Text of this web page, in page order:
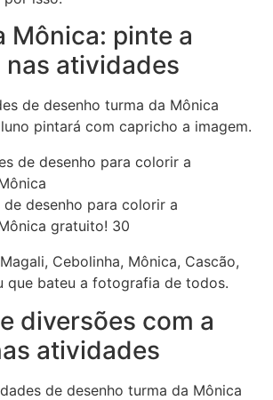
Mônica: pinte a
atividades
de desenho turma da Mônica
pintará com capricho a imagem.
desenho para colorir a
gratuito! 30
Cebolinha, Mônica, Cascão,
que bateu a fotografia de todos.
diversões com a
atividades
de desenho turma da Mônica